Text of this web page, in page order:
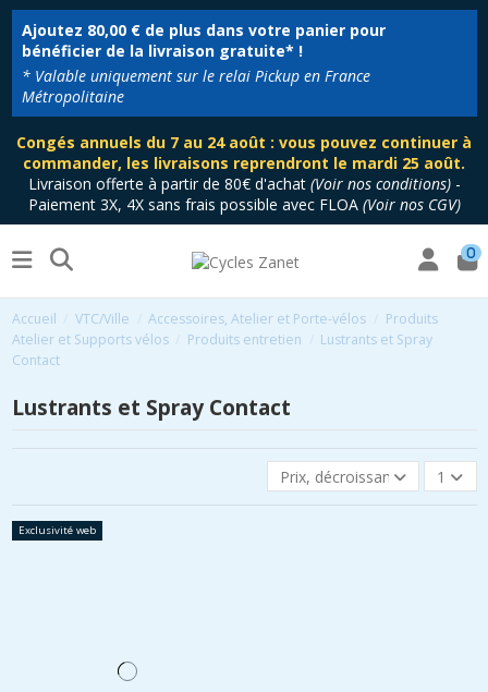
Ajoutez 80,00 €de plus dans votre panier pour
bénéficier de la livraison gratuite* !
* Valable uniquement sur le relai Pickup en France
Métropolitaine
Congés annuels du 7 au 24 août : vous pouvez continuer à
commander, les livraisons reprendront le mardi 25 août.
Livraison offerte à partir de 80€ d'achat (Voir nos conditions)-
Paiement 3X, 4X sans frais possible avec FLOA (Voir nos CGV)
0
Accueil VTC/Ville Accessoires, Atelier et Porte-vélos
Produits
Atelier et Supports vélos
Produits entretien
Lustrants et Spray
Contact
Lustrants et Spray Contact
Prix, décroissant 1
Exclusivité web